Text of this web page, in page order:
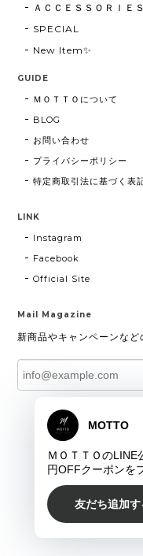
ＡＣＣＥＳＳＯＲＩＥＳ
SPECIAL
New Item✨
GUIDE
ＭＯＴＴＯについて
BLOG
お問い合わせ
プライバシーポリシー
特定商取引法に基づく表
LINK
Instagram
Facebook
Official Site
Mail Magazine
新商品やキャンペーンなど